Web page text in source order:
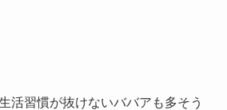
活習慣が抜けないババアも多そう